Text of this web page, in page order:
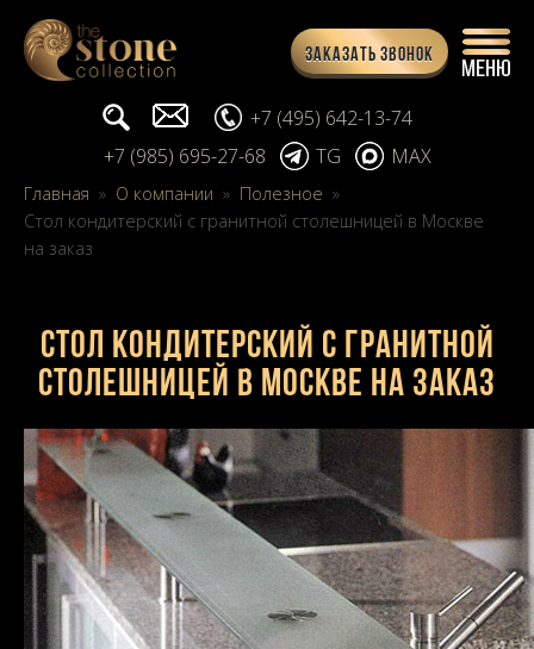
Заказать звонок
Поиск... info@stone-collection.ru
+7 (495) 642-13-74
+7 (985) 695-27-68
TG MAX
Главная » О компании » Полезное »
Стол кондитерский с гранитной столешницей в Москве
на заказ
Стол кондитерский с гранитной
столешницей в Москве на заказ